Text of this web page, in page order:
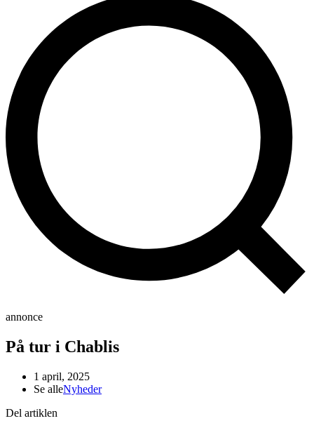
annonce
På tur i Chablis
1 april, 2025
Se alleNyheder
Del artiklen